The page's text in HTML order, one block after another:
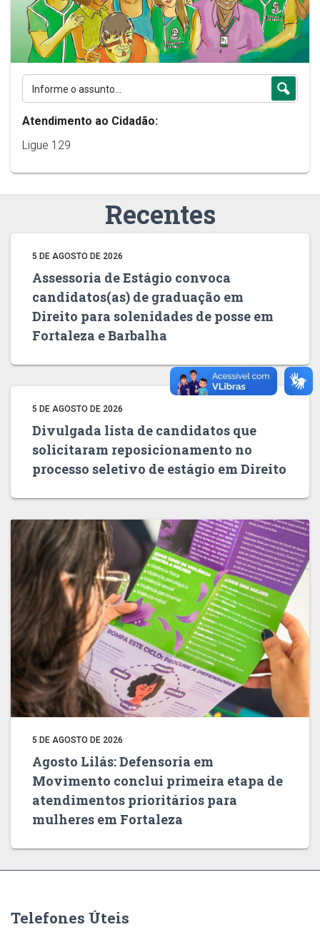
Atendimento ao Cidadão:
Ligue 129
Recentes
5 DE AGOSTO DE 2026
Assessoria de Estágio convoca
candidatos(as) de graduação em
Direito para solenidades de posse em
Fortaleza e Barbalha
5 DE AGOSTO DE 2026
Divulgada lista de candidatos que
solicitaram reposicionamento no
processo seletivo de estágio em Direito
5 DE AGOSTO DE 2026
Agosto Lilás: Defensoria em
Movimento conclui primeira etapa de
atendimentos prioritários para
mulheres em Fortaleza
Telefones Úteis